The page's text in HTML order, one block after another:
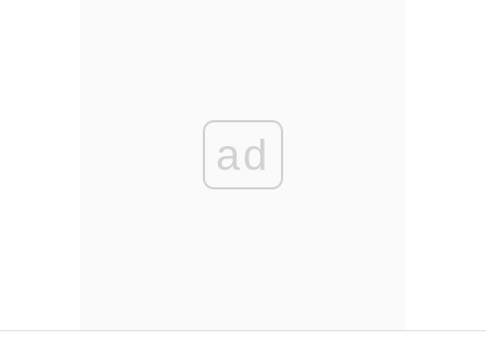
ad